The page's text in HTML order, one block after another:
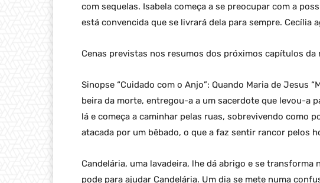
com sequelas. Isabela começa a se preocupar com a
está convencida que se livrará dela para sempre. Cecília
Cenas previstas nos resumos dos próximos capítulos da
Sinopse “Cuidado com o Anjo”: Quando Maria de Jesus
beira da morte, entregou-a a um sacerdote que levou-a
lá e começa a caminhar pelas ruas, sobrevivendo como
atacada por um bêbado, o que a faz sentir rancor pelos
Candelária, uma lavadeira, lhe dá abrigo e se transforma
pode para ajudar Candelária. Um dia se mete numa